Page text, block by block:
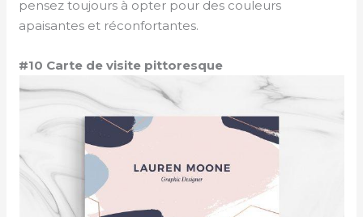
pensez toujours à opter pour des couleurs
apaisantes et réconfortantes.
#10 Carte de visite pittoresque